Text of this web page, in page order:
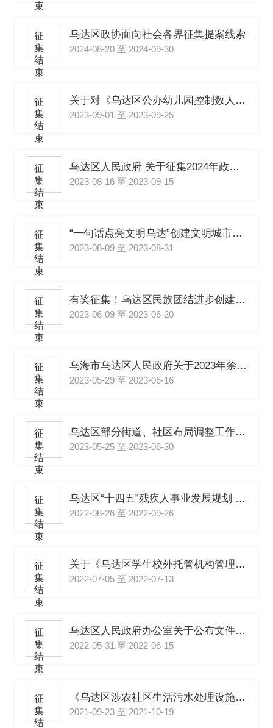
束
征
集
结
束
乌达区政协面向社会各界征集提案线索
2024-08-20 至 2024-09-30
征
集
结
束
关于对《乌达区公办幼儿园控制数人员管理 暂行办法》征求意见的通知
2023-09-01 至 2023-09-25
征
集
结
束
乌达区人民政府 关于征集2024年政府民生实事工程 建议项目的通告
2023-08-16 至 2023-09-15
征
集
结
束
“一句话点亮文明乌达”创建文明城市宣传语征集开始啦！
2023-08-09 至 2023-08-31
征
集
结
束
有奖征集！乌达区民族团结进步创建标识
2023-06-09 至 2023-06-20
征
集
结
束
乌海市乌达区人民政府关于2023年禁牧工作的公告（征求意见稿）
2023-05-29 至 2023-06-16
征
集
结
束
乌达区部分街道、社区布局调整工作方案（征求意见稿）
2023-05-25 至 2023-06-30
征
集
结
束
乌达区“十四五”残疾人事业发展规划 (征求意见稿)
2022-08-26 至 2022-09-26
征
集
结
束
关于《乌达区学生校外托管机构管理实施细则》的征求意见
2022-07-05 至 2022-07-13
征
集
结
束
乌达区人民政府办公室关于公布文件清理结果的通知（征求意见稿）
2022-05-31 至 2022-06-15
征
集
结
《乌达区涉农社区生活污水处理设施运行维护管理办法》（征求意见稿）
2021-09-23 至 2021-10-19